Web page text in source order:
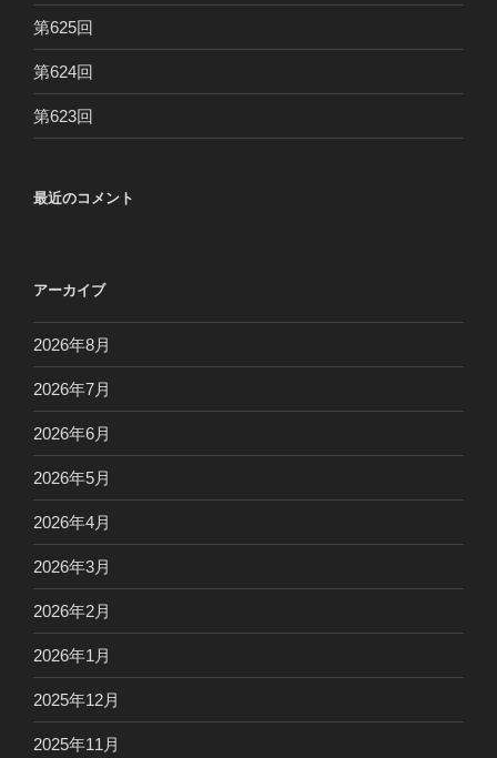
第625回
第624回
第623回
最近のコメント
アーカイブ
2026年8月
2026年7月
2026年6月
2026年5月
2026年4月
2026年3月
2026年2月
2026年1月
2025年12月
2025年11月